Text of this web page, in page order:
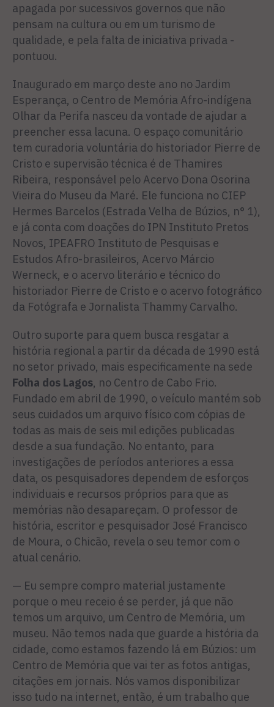
apagada por sucessivos governos que não
pensam na cultura ou em um turismo de
qualidade, e pela falta de iniciativa privada -
pontuou.
Inaugurado em março deste ano no Jardim
Esperança, o Centro de Memória Afro-indígena
Olhar da Perifa nasceu da vontade de ajudar a
preencher essa lacuna. O espaço comunitário
tem curadoria voluntária do historiador Pierre de
Cristo e supervisão técnica é de Thamires
Ribeira, responsável pelo Acervo Dona Osorina
Vieira do Museu da Maré. Ele funciona no CIEP
Hermes Barcelos (Estrada Velha de Búzios, n° 1),
e já conta com doações do IPN Instituto Pretos
Novos, IPEAFRO Instituto de Pesquisas e
Estudos Afro-brasileiros, Acervo Márcio
Werneck, e o acervo literário e técnico do
historiador Pierre de Cristo e o acervo fotográfico
da Fotógrafa e Jornalista Thammy Carvalho.
Outro suporte para quem busca resgatar a
história regional a partir da década de 1990 está
no setor privado, mais especificamente na sede
Folha dos Lagos , no Centro de Cabo Frio.
Fundado em abril de 1990, o veículo mantém sob
seus cuidados um arquivo físico com cópias de
todas as mais de seis mil edições publicadas
desde a sua fundação. No entanto, para
investigações de períodos anteriores a essa
data, os pesquisadores dependem de esforços
individuais e recursos próprios para que as
memórias não desapareçam. O professor de
história, escritor e pesquisador José Francisco
de Moura, o Chicão, revela o seu temor com o
atual cenário.
— Eu sempre compro material justamente
porque o meu receio é se perder, já que não
temos um arquivo, um Centro de Memória, um
museu. Não temos nada que guarde a história da
cidade, como estamos fazendo lá em Búzios: um
Centro de Memória que vai ter as fotos antigas,
citações em jornais. Nós vamos disponibilizar
isso tudo na internet, então, é um trabalho que